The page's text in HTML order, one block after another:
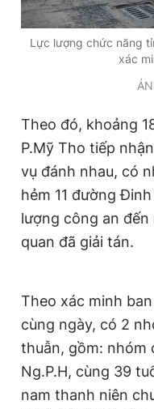
Hotline
0906 645 777
Phó tổng biên tập: Lâm
Phó tổng biên tập: Trần
Tổng thư ký tòa soạn:
Giấy phép xuất bản số
© 2003-2026 Bản quyền
chép dưới mọi hình thức
bản. Phát triển bởi ePi
Lực lượng chức năng
xác
Theo đó, khoảng
P.Mỹ Tho tiếp
vụ đánh nhau, có
hẻm 11 đường
lượng công an
quan đã giải tán.
Theo xác minh
cùng ngày, có 2
thuẫn, gồm: nhóm
Ng.P.H, cùng 39
nam thanh niên